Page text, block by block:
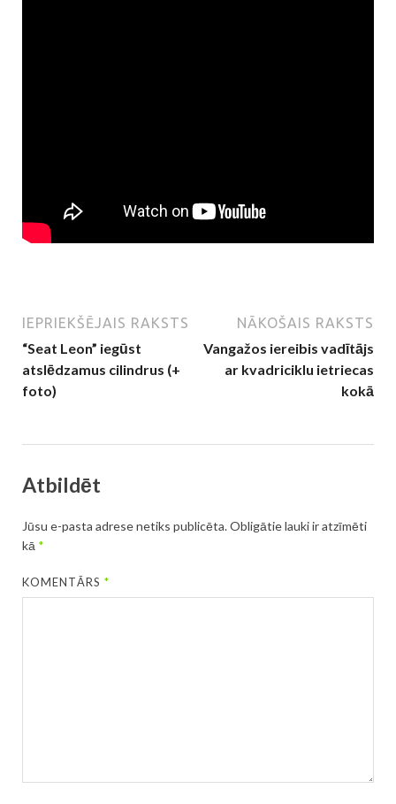
IEPRIEKŠĒJAIS RAKSTS
“Seat Leon” iegūst
atslēdzamus cilindrus (+
foto)
NĀKOŠAIS RAKSTS
Vangažos iereibis vadītājs
ar kvadriciklu ietriecas
kokā
Atbildēt
Jūsu e-pasta adrese netiks publicēta.Obligātie lauki ir atzīmēti
kā *
KOMENTĀRS*